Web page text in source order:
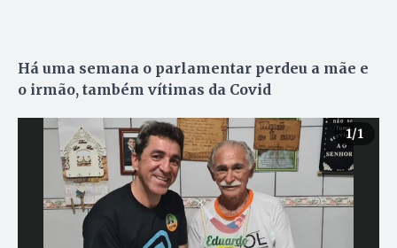
Há uma semana o parlamentar perdeu a mãe e
o irmão, também vítimas da Covid
1/1